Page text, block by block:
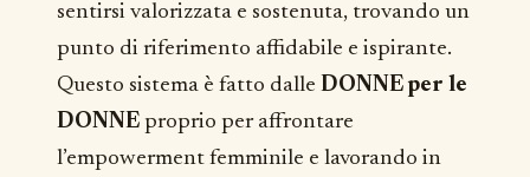
sentirsi valorizzata e sostenuta, trovando un
punto di riferimento affidabile e ispirante.
Questo sistema è fatto dalle DONNE per le
DONNE proprio per affrontare
l’empowerment femminile e lavorando in